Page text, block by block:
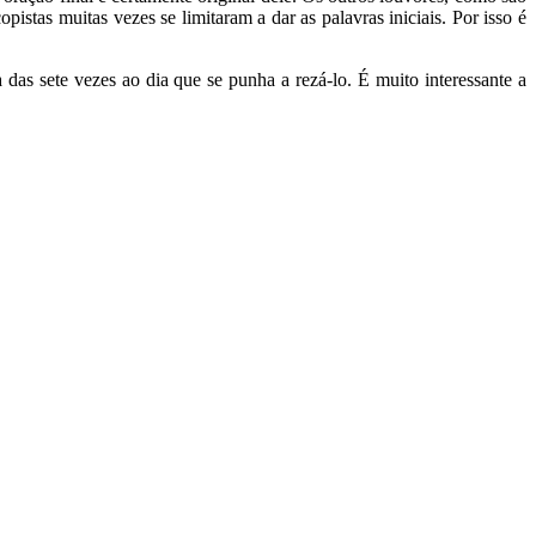
muitas vezes se limitaram a dar as palavras iniciais. Por isso é
sete vezes ao dia que se punha a rezá-lo. É muito interessante a